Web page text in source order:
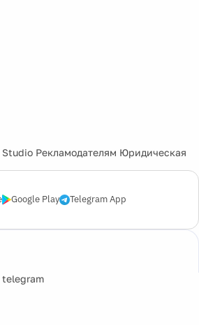
Studio Рекламодателям Юридическая
Google Play Telegram App